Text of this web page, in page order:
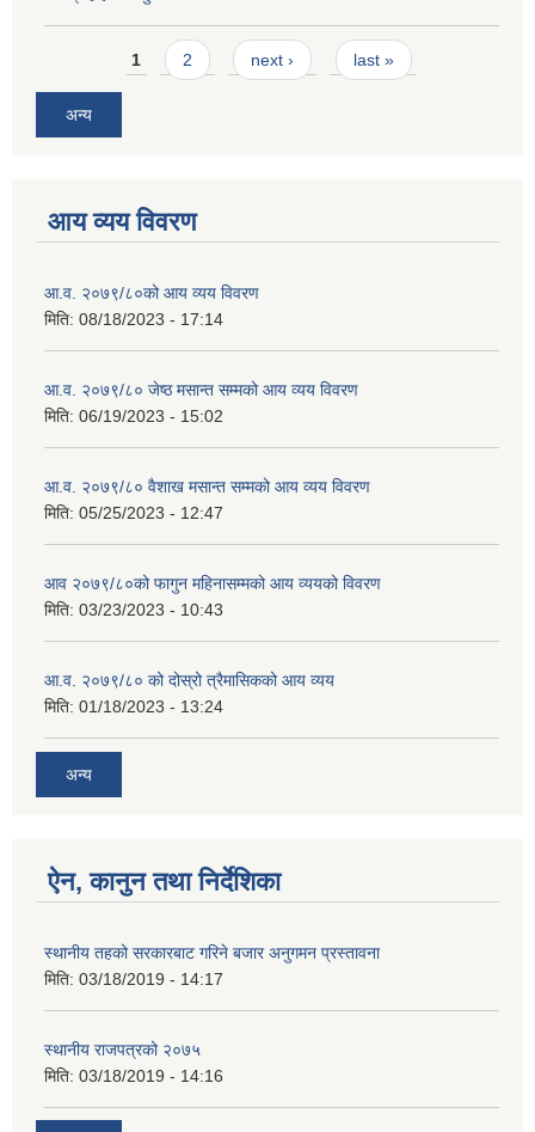
Pages1 2 next › last »
अन्य
आय व्यय विवरण
आ.व. २०७९/८०को आय व्यय विवरण
मिति: 08/18/2023 - 17:14
आ.व. २०७९/८० जेष्ठ मसान्त सम्मको आय व्यय विवरण
मिति: 06/19/2023 - 15:02
आ.व. २०७९/८० वैशाख मसान्त सम्मको आय व्यय विवरण
मिति: 05/25/2023 - 12:47
आव २०७९/८०को फागुन महिनासम्मको आय व्ययको विवरण
मिति: 03/23/2023 - 10:43
आ.व. २०७९/८० को दोस्रो त्रैमासिकको आय व्यय
मिति: 01/18/2023 - 13:24
अन्य
ऐन, कानुन तथा निर्देशिका
स्थानीय तहको सरकारबाट गरिने बजार अनुगमन प्रस्तावना
मिति: 03/18/2019 - 14:17
स्थानीय राजपत्रको २०७५
मिति: 03/18/2019 - 14:16